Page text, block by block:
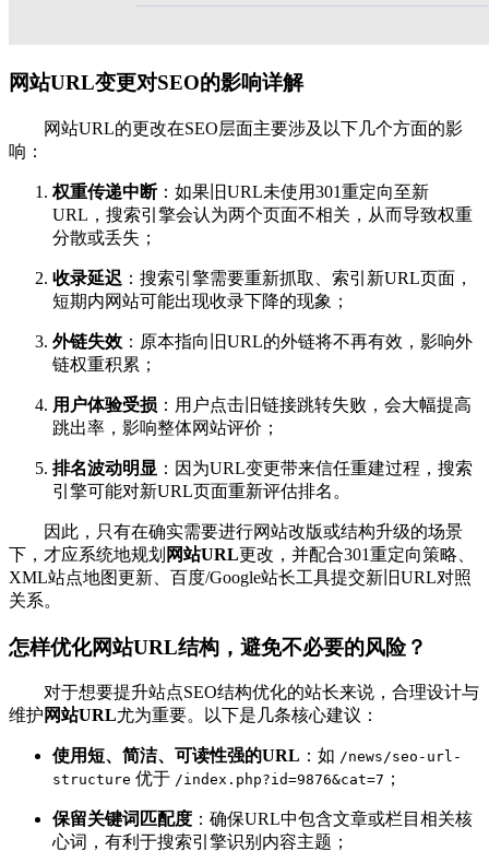
网站URL变更对SEO的影响详解
网站URL的更改在SEO层面主要涉及以下几个方面的影
响：
权重传递中断：如果旧URL未使用301重定向至新
URL，搜索引擎会认为两个页面不相关，从而导致权重
分散或丢失；
收录延迟 ：搜索引擎需要重新抓取、索引新URL页面，
短期内网站可能出现收录下降的现象；
外链失效 ：原本指向旧URL的外链将不再有效，影响外
链权重积累；
用户体验受损 ：用户点击旧链接跳转失败，会大幅提高
跳出率，影响整体网站评价；
排名波动明显 ：因为URL变更带来信任重建过程，搜索
引擎可能对新URL页面重新评估排名。
因此，只有在确实需要进行网站改版或结构升级的场景
下，才应系统地规划 网站URL更改，并配合301重定向策略、
XML站点地图更新、百度/Google站长工具提交新旧URL对照
关系。
怎样优化网站URL结构，避免不必要的风险？
对于想要提升站点SEO结构优化的站长来说，合理设计与
维护 网站URL尤为重要。以下是几条核心建议：
使用短、简洁、可读性强的URL ：如 /news/seo-url-
structure 优于 /index.php?id=9876&cat=7 ；
保留关键词匹配度 ：确保URL中包含文章或栏目相关核
心词，有利于搜索引擎识别内容主题；